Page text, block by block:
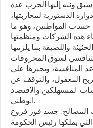
سبق ونبه إليها الحزب عدة
الدستورية لمحاربتها،
حساب المواطنين، وهو ما
هذه الشركات ومنظمتها
واللصيقة بما يلزمها
لسوق المحروقات
المنافسة، ويجبرها على
المعقول، والتوقف عن
المستهلكين والاقتصاد
الوطني.
جسد فوز فروع
يملكها رئيس الحكومة